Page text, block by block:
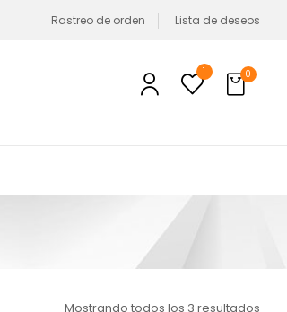
Rastreo de orden Lista de deseos
1 0
Mostrando todos los 3 resultados